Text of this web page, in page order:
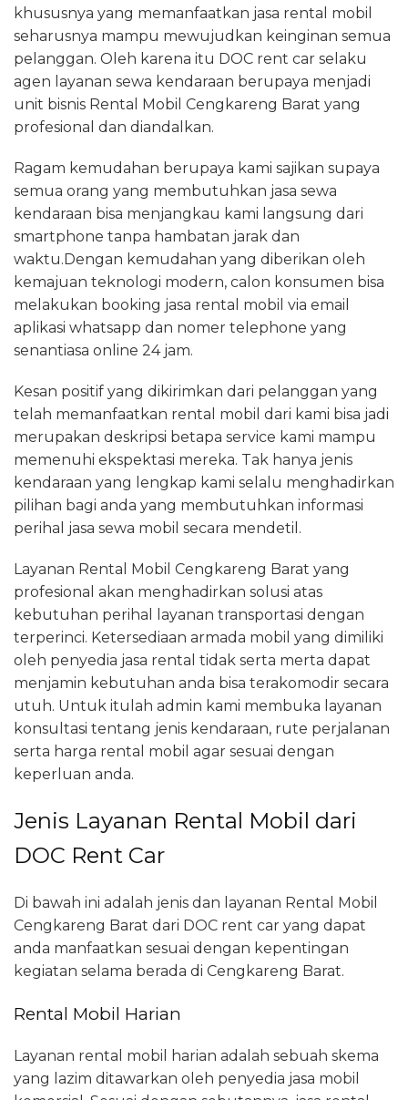
khususnya yang memanfaatkan jasa rental mobil
seharusnya mampu mewujudkan keinginan semua
pelanggan. Oleh karena itu DOC rent car selaku
agen layanan sewa kendaraan berupaya menjadi
unit bisnis Rental Mobil Cengkareng Barat yang
profesional dan diandalkan.
Ragam kemudahan berupaya kami sajikan supaya
semua orang yang membutuhkan jasa sewa
kendaraan bisa menjangkau kami langsung dari
smartphone tanpa hambatan jarak dan
waktu.Dengan kemudahan yang diberikan oleh
kemajuan teknologi modern, calon konsumen bisa
melakukan booking jasa rental mobil via email
aplikasi whatsapp dan nomer telephone yang
senantiasa online 24 jam.
Kesan positif yang dikirimkan dari pelanggan yang
telah memanfaatkan rental mobil dari kami bisa jadi
merupakan deskripsi betapa service kami mampu
memenuhi ekspektasi mereka. Tak hanya jenis
kendaraan yang lengkap kami selalu menghadirkan
pilihan bagi anda yang membutuhkan informasi
perihal jasa sewa mobil secara mendetil.
Layanan Rental Mobil Cengkareng Barat yang
profesional akan menghadirkan solusi atas
kebutuhan perihal layanan transportasi dengan
terperinci. Ketersediaan armada mobil yang dimiliki
oleh penyedia jasa rental tidak serta merta dapat
menjamin kebutuhan anda bisa terakomodir secara
utuh. Untuk itulah admin kami membuka layanan
konsultasi tentang jenis kendaraan, rute perjalanan
serta harga rental mobil agar sesuai dengan
keperluan anda.
Jenis Layanan Rental Mobil dari
DOC Rent Car
Di bawah ini adalah jenis dan layanan Rental Mobil
Cengkareng Barat dari DOC rent car yang dapat
anda manfaatkan sesuai dengan kepentingan
kegiatan selama berada di Cengkareng Barat.
Rental Mobil Harian
Layanan rental mobil harian adalah sebuah skema
yang lazim ditawarkan oleh penyedia jasa mobil